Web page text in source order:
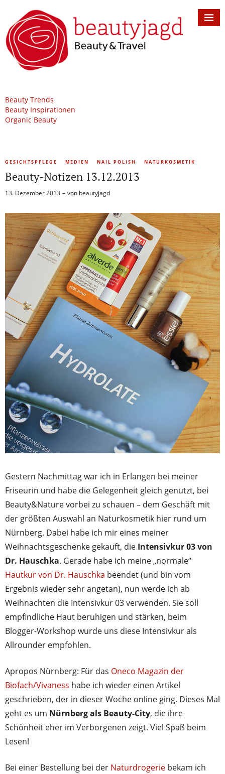
Beauty Trends
Beauty Inspirationen
Organic Beauty
GESICHTSPFLEGE MEDIEN NAIL POLISH NATURKOSMETIK
Beauty-Notizen 13.12.2013
13. Dezember 2013 von beautyjagd
Gestern Nachmittag war ich in Erlangen bei meiner
Friseurin und habe die Gelegenheit gleich genutzt, bei
Beauty&Nature vorbei zu schauen – dem Geschäft mit
der größten Auswahl an Naturkosmetik hier rund um
Nürnberg. Dabei habe ich mir eines meiner
Weihnachtsgeschenke gekauft, die Intensivkur 03 von
Dr. Hauschka. Gerade habe ich meine „normale“
Hautkur von Dr. Hauschka beendet (und bin vom
Ergebnis wieder sehr angetan), nun werde ich ab
Weihnachten die Intensivkur 03 verwenden. Sie soll
empfindliche Haut beruhigen und stärken, beim
Blogger-Workshop wurde uns diese Intensivkur als
Allrounder empfohlen.
Apropos Nürnberg: Für das Oneco Magazin der
Biofach/Vivaness habe ich wieder einen Artikel
geschrieben, der in dieser Woche online ging. Dieses Mal
geht es um Nürnberg als Beauty-City, die ihre
Schönheit eher im Verborgenen zeigt. Viel Spaß beim
Lesen!
Bei einer Bestellung bei der Naturdrogerie bekam ich